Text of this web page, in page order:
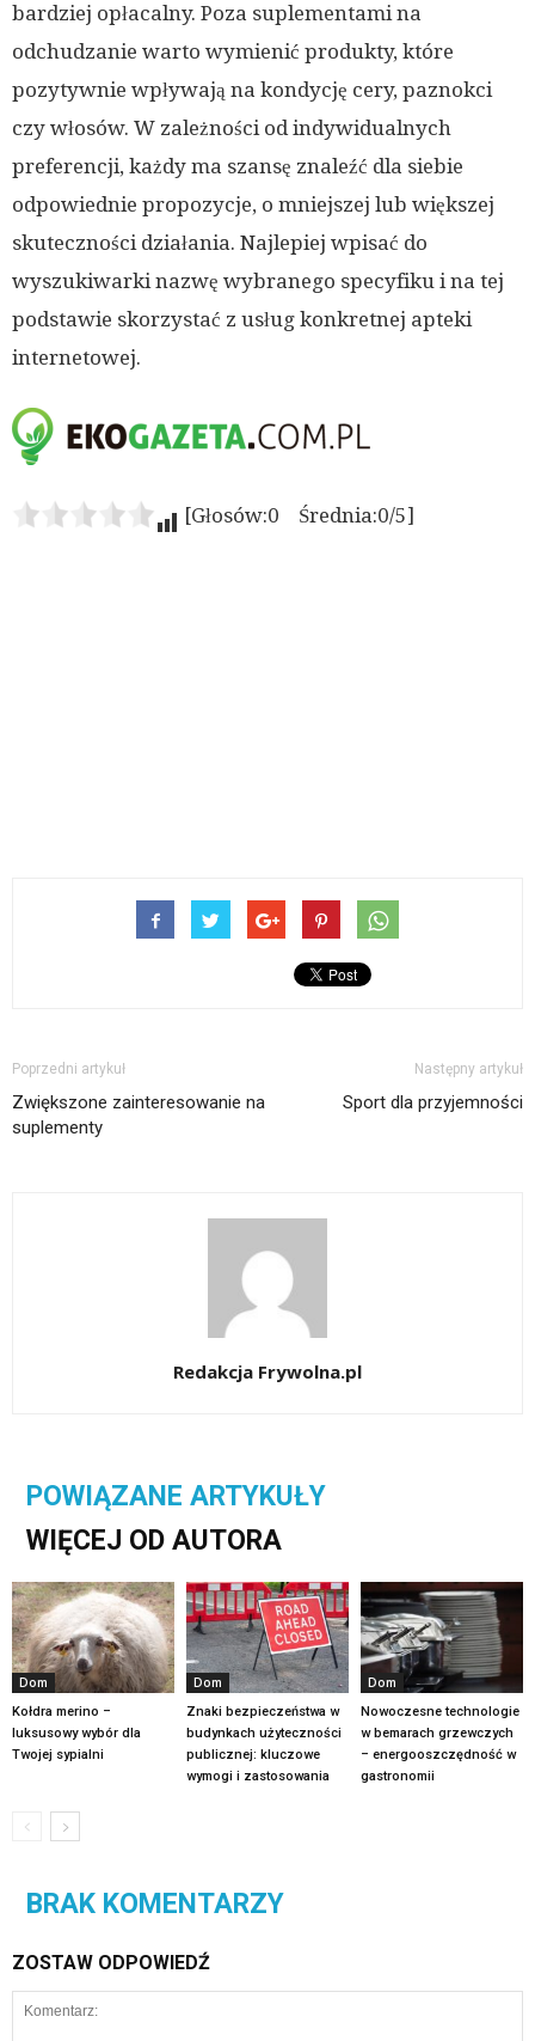
bardziej opłacalny. Poza suplementami na
odchudzanie warto wymienić produkty, które
pozytywnie wpływają na kondycję cery, paznokci
czy włosów. W zależności od indywidualnych
preferencji, każdy ma szansę znaleźć dla siebie
odpowiednie propozycje, o mniejszej lub większej
skuteczności działania. Najlepiej wpisać do
wyszukiwarki nazwę wybranego specyfiku i na tej
podstawie skorzystać z usług konkretnej apteki
internetowej.
[Głosów:0 Średnia:0/5]
Poprzedni artykuł
Zwiększone zainteresowanie na
suplementy
Następny artykuł
Sport dla przyjemności
Redakcja Frywolna.pl
POWIĄZANE ARTYKUŁY
WIĘCEJ OD AUTORA
Dom
Kołdra merino –
luksusowy wybór dla
Twojej sypialni
Dom
Znaki bezpieczeństwa w
budynkach użyteczności
publicznej: kluczowe
wymogi i zastosowania
Dom
Nowoczesne technologie
w bemarach grzewczych
– energooszczędność w
gastronomii
BRAK KOMENTARZY
ZOSTAW ODPOWIEDŹ